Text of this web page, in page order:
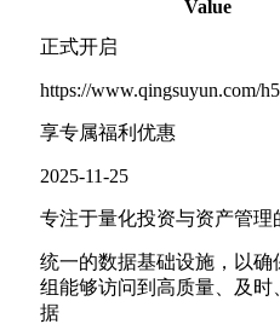
Value
正式开启
https://www.qingsuyun.com/
享专属福利优惠
2025-11-25
专注于量化投资与资产管理
统一的数据基础设施，以确
组能够访问到高质量、及时
据